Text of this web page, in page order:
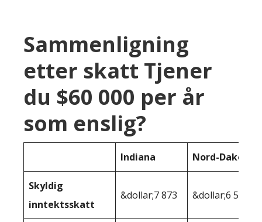
Sammenligning
etter skatt Tjener
du $60 000 per år
som enslig?
Indiana Nord-Dakota
Skyldig
inntektsskatt
&dollar;7 873 &dollar;6 547